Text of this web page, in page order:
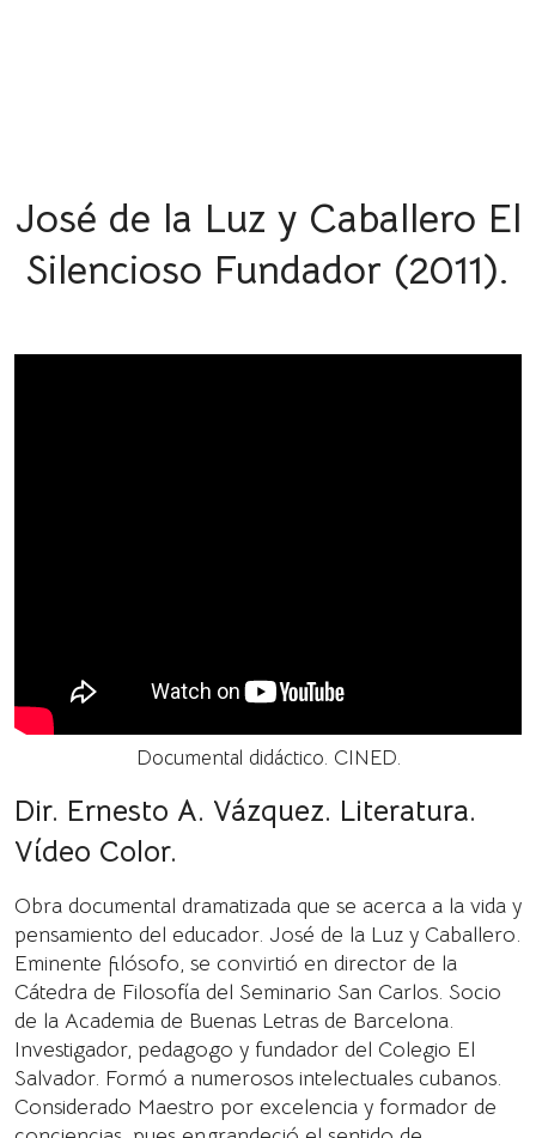
José de la Luz y Caballero El
Silencioso Fundador (2011).
Documental didáctico. CINED.
Dir. Ernesto A. Vázquez. Literatura.
Vídeo Color.
Obra documental dramatizada que se acerca a la vida y
pensamiento del educador. José de la Luz y Caballero.
Eminente filósofo, se convirtió en director de la
Cátedra de Filosofía del Seminario San Carlos. Socio
de la Academia de Buenas Letras de Barcelona.
Investigador, pedagogo y fundador del Colegio El
Salvador. Formó a numerosos intelectuales cubanos.
Considerado Maestro por excelencia y formador de